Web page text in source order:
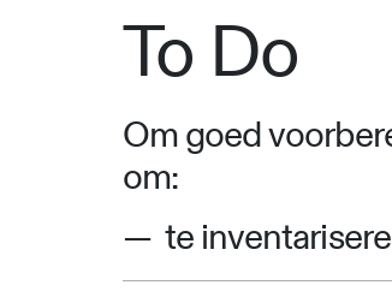
To Do
Om goed
om:
te